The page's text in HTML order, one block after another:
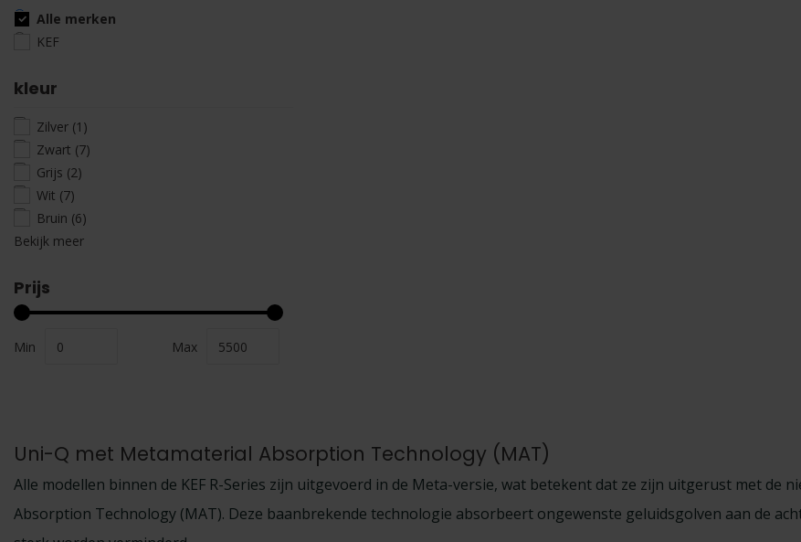
Alle merken
KEF
kleur
Zilver (1)
Zwart (7)
Grijs (2)
Wit (7)
Bruin (6)
Bekijk meer
Prijs
Min Max
Uni-Q met Metamaterial Absorption Technology (MAT)
Alle modellen binnen de KEF R-Series zijn uitgevoerd in de Meta-versie, wat betekent dat ze zijn uitgerust met de
Absorption Technology (MAT). Deze baanbrekende technologie absorbeert ongewenste geluidsgolven aan de